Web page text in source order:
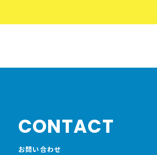
CONTACT
お問い合わせ